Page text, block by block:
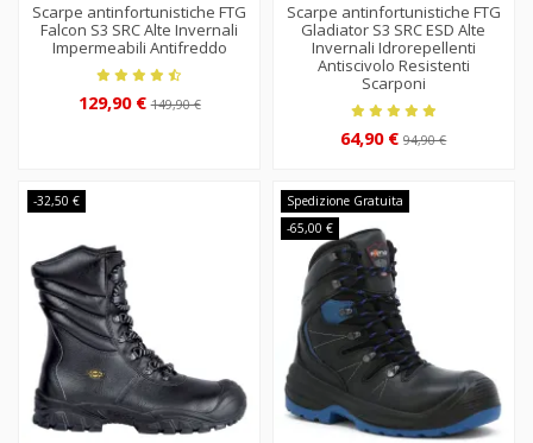
Scarpe antinfortunistiche FTG
Falcon S3 SRC Alte Invernali
Impermeabili Antifreddo
129,90 €149,90 €
Scarpe antinfortunistiche FTG
Gladiator S3 SRC ESD Alte
Invernali Idrorepellenti
Antiscivolo Resistenti
Scarponi
64,90 €94,90 €
-32,50 €
Spedizione Gratuita
-65,00 €